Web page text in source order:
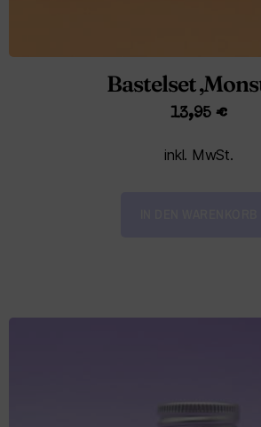
Bastelset
13,95 €
inkl. MwSt.